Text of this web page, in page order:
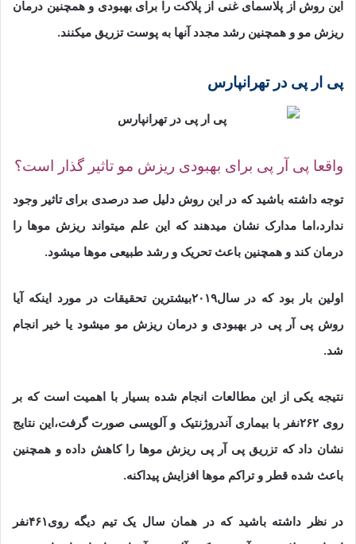
این روش از پلاسمای غنی از پلاکت را برای بهبودی و همچنین درمان
ریزش مو و همچنین رشد مجدد آنها به پوست تزریق میکنند.
پی ار پی در تهرانپارس
واقعا پی آر پی برای بهبودی ریزش مو تاثیر گذار است؟
توجه داشته باشید که در این روش دلیل صد درصدی برای تاثیر وجود
ندارد،اما مدارک نشان میدهند که این علم میتواند ریزش موها را
درمان کند و همچنین باعث تحریک و رشد طبیعی موها میشود.
اولین بار بود که در سال۲۰۱۹بیشترین تحقیقات در مورد اینکه آیا
روش پی آر پی در بهبودی و درمان ریزش مو میشود یا خیر انجام
شد.
نتیجه یکی از این مطالعات انجام شده بسیار با اهمیت است که بر
روی ۲۶۲نفر با بیماری آندروژنتیک و آلوپسی صورت گرفت،این نتایج
نشان داد که تزریق پی آر پی ریزش موها را کاهش داده و همچنین
باعث شده قطر و تراکم موها افزایش پیداکنه.
در نظر داشته باشید که در همان سال یک تیم دیگه روی۴۶۱نفر